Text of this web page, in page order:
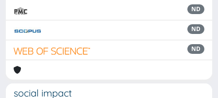
ND
ND
ND
social impact